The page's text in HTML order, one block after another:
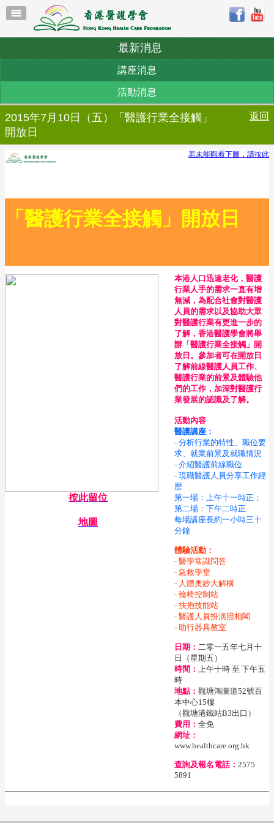
最新消息
講座消息
活動消息
2015年7月10日（五）「醫護行業全接觸」
開放日
返回
若未能觀看下圖，請按此
「醫護行業全接觸」開放日
按此留位
地圖
本港人口迅速老化，醫護
行業人手的需求一直有增
無減，為配合社會對醫護
人員的需求以及協助大眾
對醫護行業有更進一步的
了解，香港醫護學會將舉
辦「醫護行業全接觸」開
放日。參加者可在開放日
了解前線醫護人員工作、
醫護行業的前景及體驗他
們的工作，加深對醫護行
業發展的認識及了解。
活動內容
醫護講座：
- 分析行業的特性、職位要
求、就業前景及就職情況
- 介紹醫護前線職位
- 現職醫護人員分享工作經
歷
第一場：上午十一時正；
第二場：下午二時正
每場講座長約一小時三十
分鐘
體驗活動：
- 醫學常識問答
- 急救學堂
- 人體奧妙大解構
- 輪椅控制站
- 扶抱技能站
- 醫護人員扮演照相閣
- 助行器具教室
日期： 二零一五年七月十
日（星期五）
時間：
上午十時 至 下午五
時
地點： 觀塘鴻圖道52號百
本中心15樓
（觀塘港鐵站B3出口）
費用： 全免
網址：
www.healthcare.org.hk
查詢及報名電話： 2575
5891